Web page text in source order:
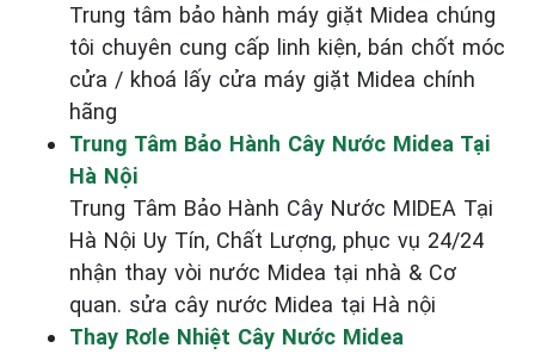
Trung tâm bảo hành máy giặt Midea chúng
tôi chuyên cung cấp linh kiện, bán chốt móc
cửa / khoá lấy cửa máy giặt Midea chính
hãng
Trung Tâm Bảo Hành Cây Nước Midea Tại
Hà Nội
Trung Tâm Bảo Hành Cây Nước MIDEA Tại
Hà Nội Uy Tín, Chất Lượng, phục vụ 24/24
nhận thay vòi nước Midea tại nhà & Cơ
quan. sửa cây nước Midea tại Hà nội
Thay Rơle Nhiệt Cây Nước Midea